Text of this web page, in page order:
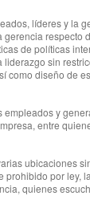
líderes y la
de políticas
sin
diseño de
y
entre
ubicaciones
por
quienes